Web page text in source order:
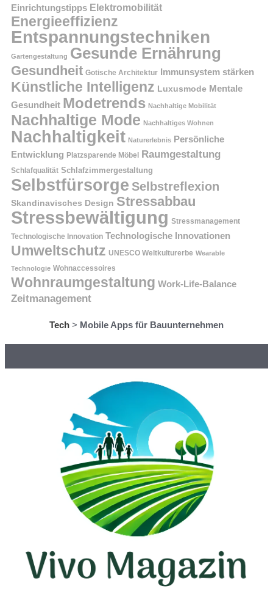
Einrichtungstipps Elektromobilität
Energieeffizienz
Entspannungstechniken
Gartengestaltung Gesunde Ernährung
Gesundheit Gotische Architektur Immunsystem stärken
Künstliche Intelligenz Luxusmode Mentale
Gesundheit Modetrends Nachhaltige Mobilität
Nachhaltige Mode Nachhaltiges Wohnen
Nachhaltigkeit Naturerlebnis Persönliche
Entwicklung Platzsparende Möbel Raumgestaltung
Schlafqualität Schlafzimmergestaltung
Selbstfürsorge Selbstreflexion
Skandinavisches Design Stressabbau
Stressbewältigung Stressmanagement
Technologische Innovation Technologische Innovationen
Umweltschutz UNESCO Weltkulturerbe Wearable
Technologie Wohnaccessoires
Wohnraumgestaltung Work-Life-Balance
Zeitmanagement
Tech > Mobile Apps für Bauunternehmen